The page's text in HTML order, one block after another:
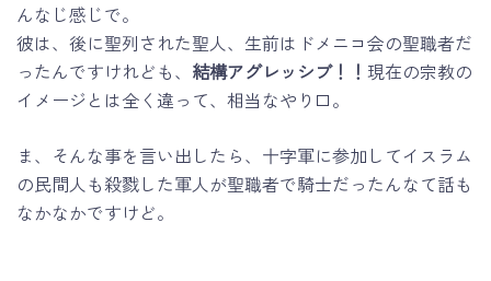
んなじ感じで。
彼は、後に聖列された聖人、生前はドメニコ会の聖職者だ
ったんですけれども、 結構アグレッシブ！！ 現在の宗教の
イメージとは全く違って、相当なやり口。
ま、そんな事を言い出したら、十字軍に参加してイスラム
の民間人も殺戮した軍人が聖職者で騎士だったんなて話も
なかなかですけど。